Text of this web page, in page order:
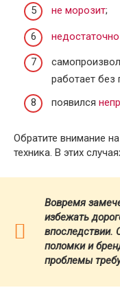
не морозит;
работает без
появился
Обратите внимание
техника. В этих
Вовремя
избежать
впоследствии.
поломки и
проблемы